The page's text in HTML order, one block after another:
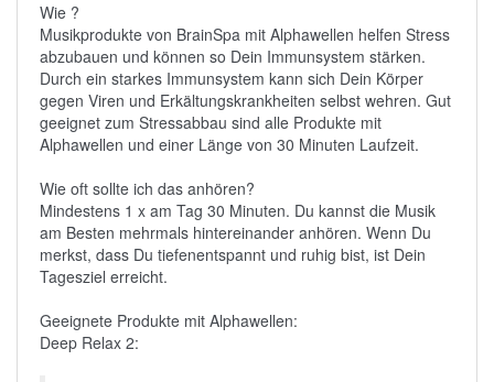
Wie ?
Musikprodukte von BrainSpa mit Alphawellen helfen Stress
abzubauen und können so Dein Immunsystem stärken.
Durch ein starkes Immunsystem kann sich Dein Körper
gegen Viren und Erkältungskrankheiten selbst wehren. Gut
geeignet zum Stressabbau sind alle Produkte mit
Alphawellen und einer Länge von 30 Minuten Laufzeit.
Wie oft sollte ich das anhören?
Mindestens 1 x am Tag 30 Minuten. Du kannst die Musik
am Besten mehrmals hintereinander anhören. Wenn Du
merkst, dass Du tiefenentspannt und ruhig bist, ist Dein
Tagesziel erreicht.
Geeignete Produkte mit Alphawellen:
Deep Relax 2: